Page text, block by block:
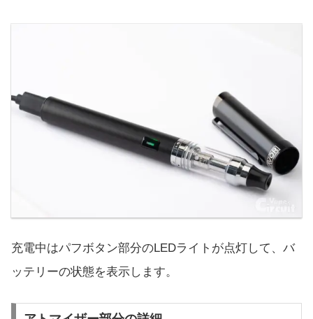
充電中はパフボタン部分のLEDライトが点灯して、バ
ッテリーの状態を表示します。